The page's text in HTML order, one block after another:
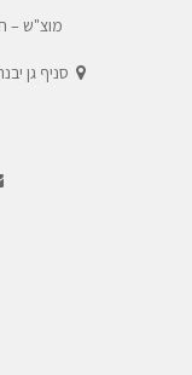
מוצ"ש –
סניף גן